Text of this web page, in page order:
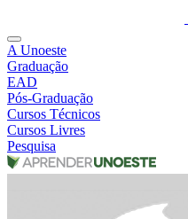
A Unoeste
Graduação
EAD
Pós-Graduação
Cursos Técnicos
Cursos Livres
Pesquisa